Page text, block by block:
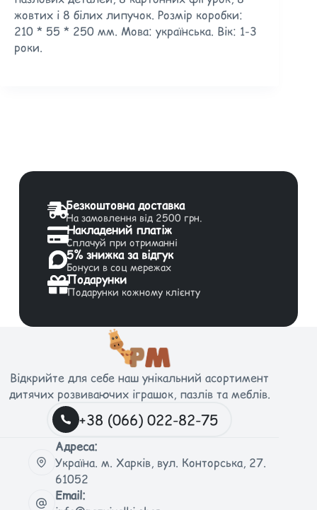
жовтих і 8 білих липучок. Розмір коробки:
210 * 55 * 250 мм. Мова: українська. Вік: 1-3
роки.
Безкоштовна доставка
На замовлення від 2500 грн.
Накладений платіж
Сплачуй при отриманні
5% знижка за відгук
Бонуси в соц мережах
Подарунки
Подарунки кожному клієнту
Відкрийте для себе наш унікальний асортимент
дитячих розвиваючих іграшок, пазлів та меблів.
+38 (066) 022-82-75
Адреса:
Україна. м. Харків, вул. Конторська, 27.
61052
Email: